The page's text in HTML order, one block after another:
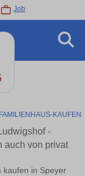
Job
KAUFEN
-
auch von privat
kaufen in Speyer